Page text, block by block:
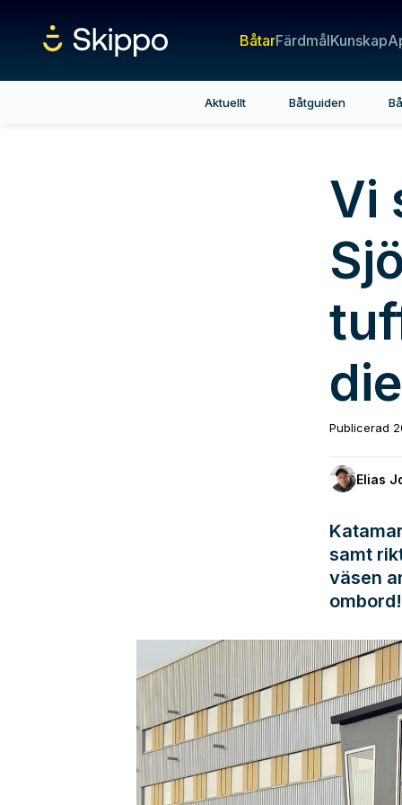
BåtarFärdmålKunskap
Aktuellt Båtguiden
Vi
Publicerad
Elias
samt
väsen
ombord!